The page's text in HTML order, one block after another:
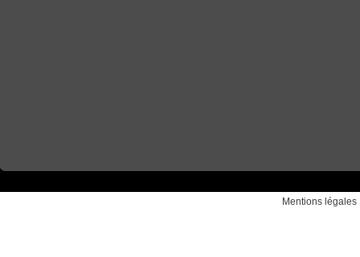
Mentions légales